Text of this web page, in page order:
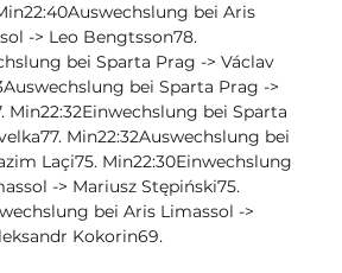
bei Aris
-> Leo Bengtsson78.
bei Sparta Prag -> Václav
bei Sparta Prag ->
Min22:32Einwechslung bei Sparta
Min22:32Auswechslung bei
Laçi75. Min22:30Einwechslung
-> Mariusz Stępiński75.
bei Aris Limassol ->
Kokorin69.